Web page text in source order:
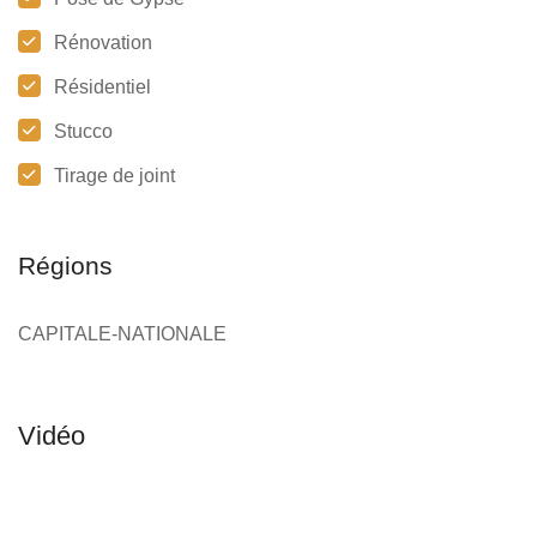
Rénovation
Résidentiel
Stucco
Tirage de joint
Régions
CAPITALE-NATIONALE